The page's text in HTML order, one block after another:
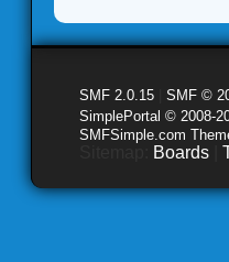
SMF 2.0.15 SMF ©
SimplePortal © 2008-
SMFSimple.com
Boards